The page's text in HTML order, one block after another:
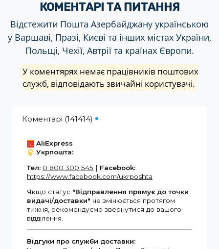
КОМЕНТАРІ ТА ПИТАННЯ
Відстежити Пошта Азербайджану українською
у Варшаві, Празі, Києві та інших містах України,
Польщі, Чехії, Автрії та країнах Європи.
У коментярях немає працівників поштових
служб, відповідають звичайні користувачі.